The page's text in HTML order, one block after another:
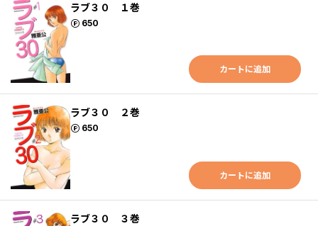
ラブ３０ １巻
650
ポイント
カートに追加
ラブ３０ ２巻
650
ポイント
カートに追加
ラブ３０ ３巻